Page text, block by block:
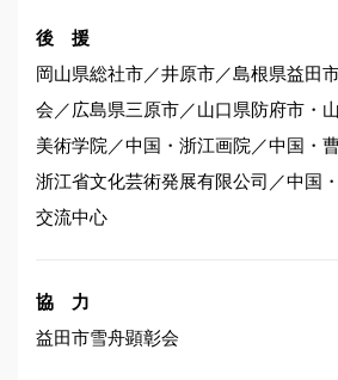
後 援
岡山県総社市／井原市／島根県益田
会／広島県三原市／山口県防府市・
美術学院／中国・浙江画院／中国・
浙江省文化芸術発展有限公司／中国
交流中心
協 力
益田市雪舟顕彰会